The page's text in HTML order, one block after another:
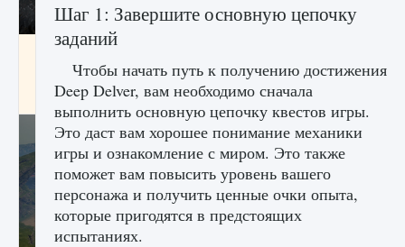
лицензии, лиги, команды и стадионы в EA
9 августа 2024 2 395 0 2
Шаг 1: Завершите основную цепочку
заданий
Чтобы начать путь к получению достижения
Deep Delver, вам необходимо сначала
выполнить основную цепочку квестов игры.
Это даст вам хорошее понимание механики
игры и ознакомление с миром. Это также
поможет вам повысить уровень вашего
персонажа и получить ценные очки опыта,
которые пригодятся в предстоящих
испытаниях.